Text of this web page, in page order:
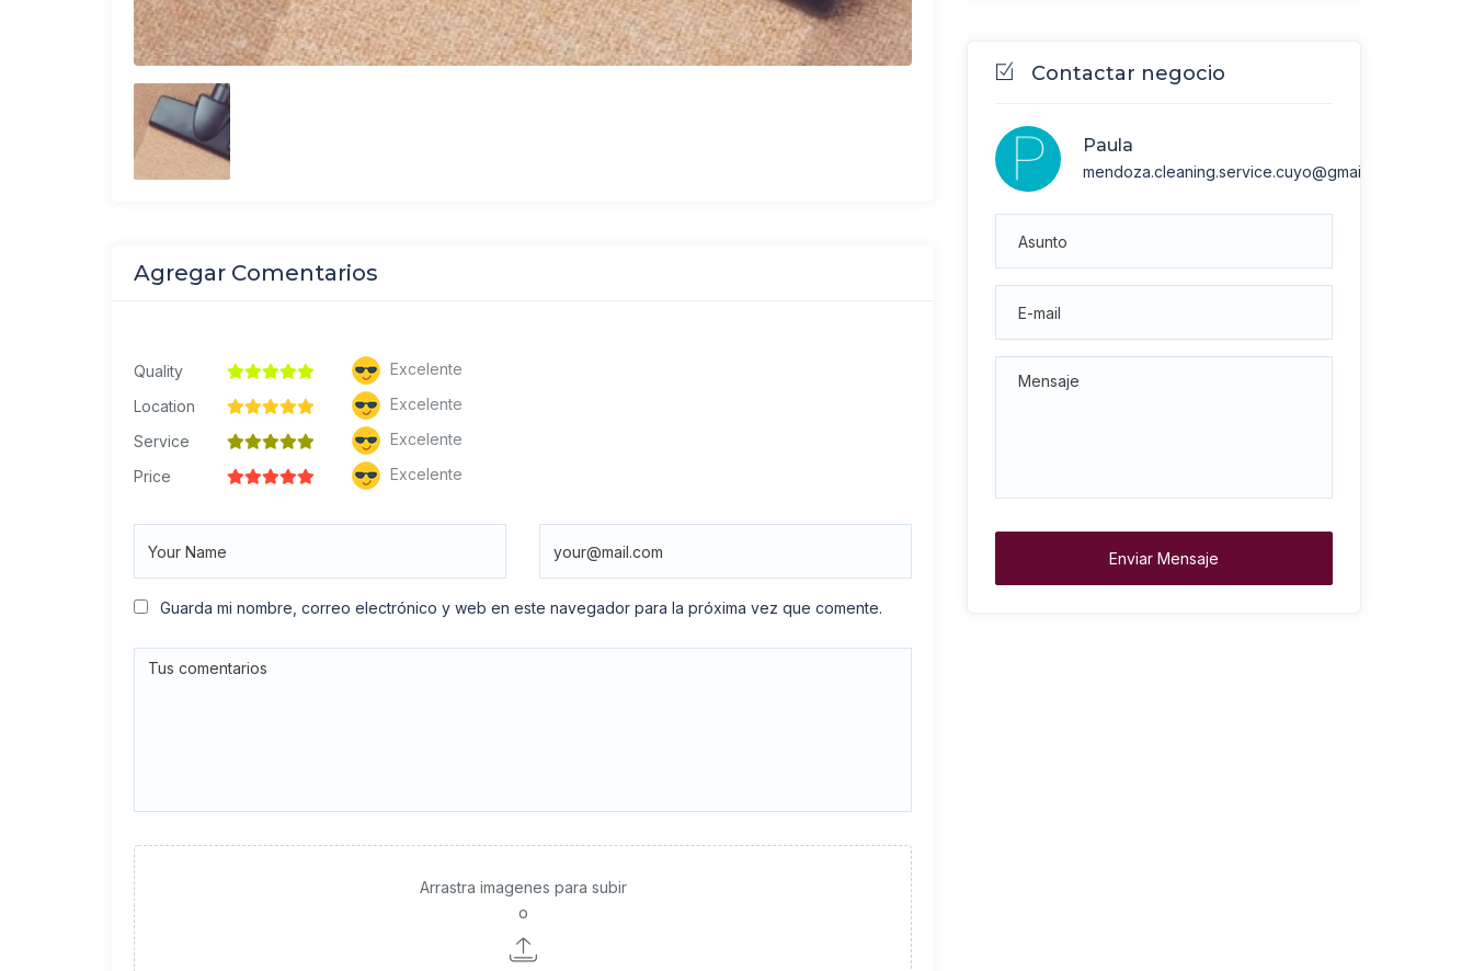
Agregar Comentarios
Quality
Excelente
Location
Excelente
Service
Excelente
Price
Excelente
Guarda mi nombre, correo electrónico y web en este navegador para la próxima vez que comente.
Arrastra imagenes para subir
o
Contactar negocio
Paula
mendoza.cleaning.service.cuyo@gmail.com
Enviar Mensaje